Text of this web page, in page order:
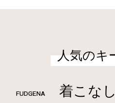
人気のキ
FUDGENA 着こなし